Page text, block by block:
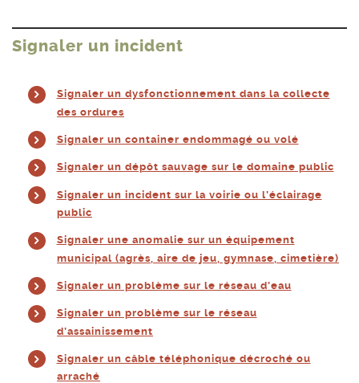
Signaler un incident
Signaler un dysfonctionnement dans la collecte
des ordures
Signaler un container endommagé ou volé
Signaler un dépôt sauvage sur le domaine public
Signaler un incident sur la voirie ou l’éclairage
public
Signaler une anomalie sur un équipement
municipal (agrès, aire de jeu, gymnase, cimetière)
Signaler un problème sur le réseau d’eau
Signaler un problème sur le réseau
d’assainissement
Signaler un câble téléphonique décroché ou
arraché